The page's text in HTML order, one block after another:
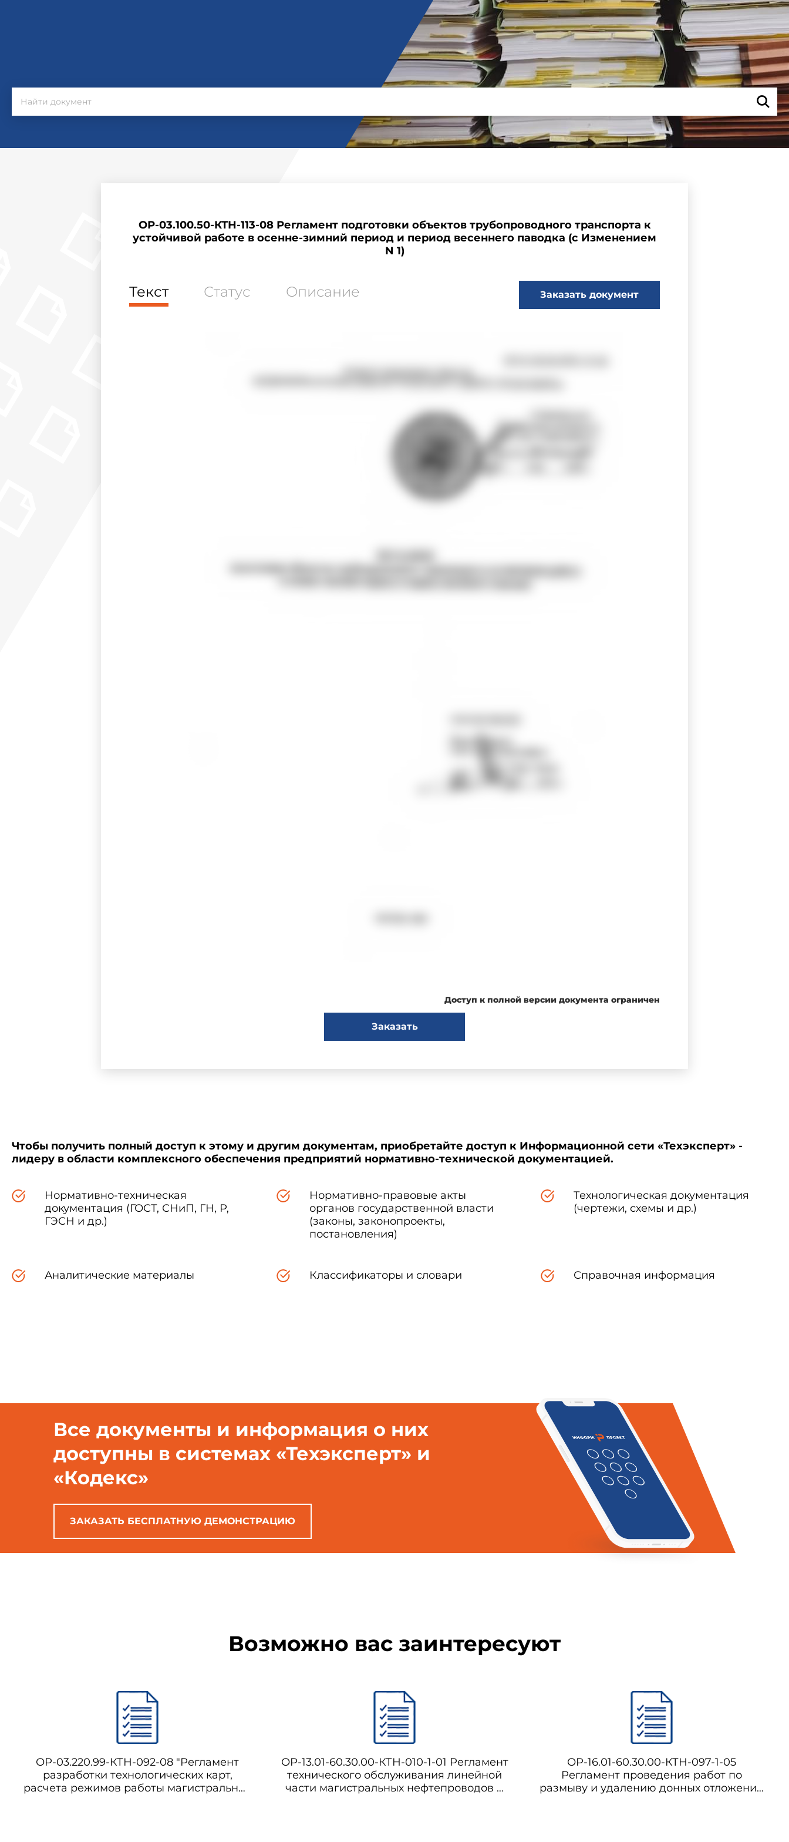
ОР-03.100.50-КТН-113-08 Регламент подготовки объектов трубопроводного транспорта к
устойчивой работе в осенне-зимний период и период весеннего паводка (с Изменением
N 1)
Текст Статус Описание Заказать документ
Доступ к полной версии документа ограничен
Заказать
Чтобы получить полный доступ к этому и другим документам, приобретайте доступ к Информационной сети «Техэксперт» -
лидеру в области комплексного обеспечения предприятий нормативно-технической документацией.
Нормативно-техническая
документация (ГОСТ, СНиП, ГН, Р,
ГЭСН и др.)
Нормативно-правовые акты
органов государственной власти
(законы, законопроекты,
постановления)
Технологическая документация
(чертежи, схемы и др.)
Аналитические материалы Классификаторы и словари Справочная информация
Все документы и информация о них
доступны в системах «Техэксперт» и
«Кодекс»
ЗАКАЗАТЬ БЕСПЛАТНУЮ ДЕМОНСТРАЦИЮ
Возможно вас заинтересуют
ОР-03.220.99-КТН-092-08 "Регламент
разработки технологических карт,
расчета режимов работы магистральных
ОР-13.01-60.30.00-КТН-010-1-01 Регламент
технического обслуживания линейной
части магистральных нефтепроводов и
ОР-16.01-60.30.00-КТН-097-1-05
Регламент проведения работ по
размыву и удалению донных отложений